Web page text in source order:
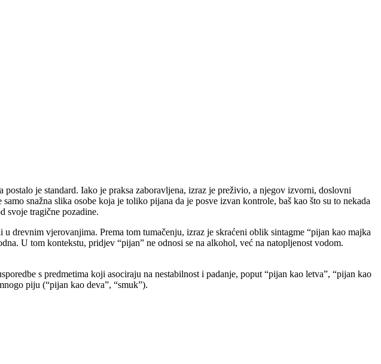
je standard. Iako je praksa zaboravljena, izraz je preživio, a njegov izvorni, doslovni
snažna slika osobe koja je toliko pijana da je posve izvan kontrole, baš kao što su to nekada
svoje tragične pozadine.
drevnim vjerovanjima. Prema tom tumačenju, izraz je skraćeni oblik sintagme “pijan kao majka
U tom kontekstu, pridjev “pijan” ne odnosi se na alkohol, već na natopljenost vodom.
s predmetima koji asociraju na nestabilnost i padanje, poput “pijan kao letva”, “pijan kao
piju (“pijan kao deva”, “smuk”).